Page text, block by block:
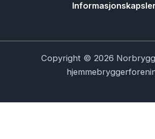
Informasjonskapsler
Copyright © 2026